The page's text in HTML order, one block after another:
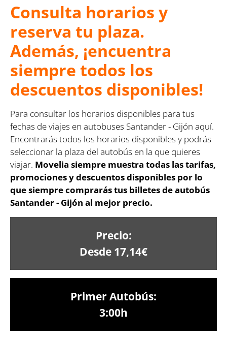
Consulta horarios y
reserva tu plaza.
Además, ¡encuentra
siempre todos los
descuentos disponibles!
Para consultar los horarios disponibles para tus
fechas de viajes en autobuses Santander - Gijón aquí.
Encontrarás todos los horarios disponibles y podrás
seleccionar la plaza del autobús en la que quieres
viajar. Movelia siempre muestra todas las tarifas,
promociones y descuentos disponibles por lo
que siempre comprarás tus billetes de autobús
Santander - Gijón al mejor precio.
Precio:
Desde 17,14€
Primer Autobús:
3:00h